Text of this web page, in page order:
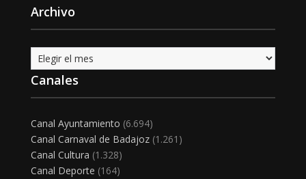
Archivo
Archivo
Canales
Canal Ayuntamiento (6.694)
Canal Carnaval de Badajoz(1.261)
Canal Cultura (1.328)
Canal Deporte (164)